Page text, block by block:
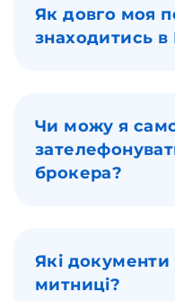
Як довго моя
знаходитись
Чи можу я
брокера?
Які документи
митниці?